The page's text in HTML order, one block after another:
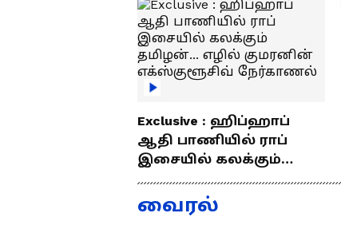
Exclusive : ஹிப்ஹாப்
ஆதி பாணியில் ராப்
இசையில் கலக்கும்
தமிழன்... எழில்
குமரனின்
எக்ஸ்குளூசிவ்
வைரல்